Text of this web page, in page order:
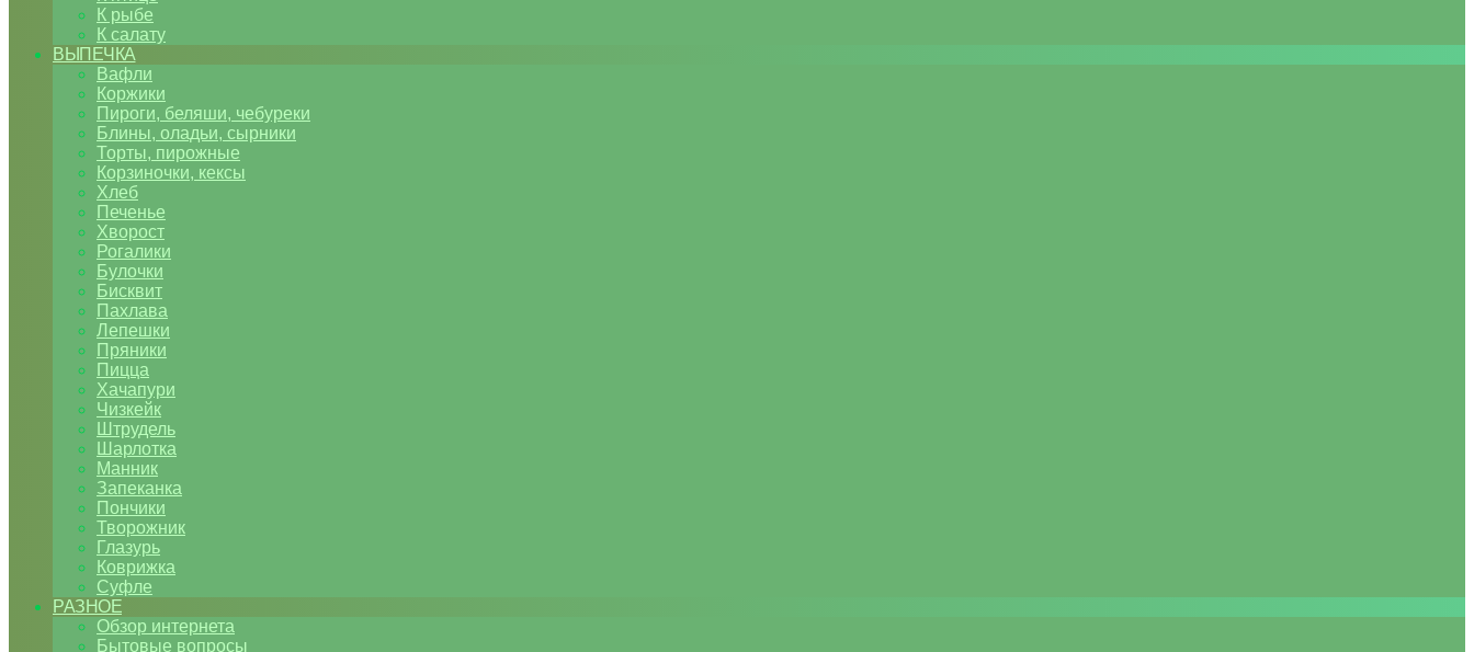
К рыбе
К салату
ВЫПЕЧКА
Вафли
Коржики
Пироги, беляши, чебуреки
Блины, оладьи, сырники
Торты, пирожные
Корзиночки, кексы
Хлеб
Печенье
Хворост
Рогалики
Булочки
Бисквит
Пахлава
Лепешки
Пряники
Пицца
Хачапури
Чизкейк
Штрудель
Шарлотка
Манник
Запеканка
Пончики
Творожник
Глазурь
Коврижка
Суфле
РАЗНОЕ
Обзор интернета
Бытовые вопросы